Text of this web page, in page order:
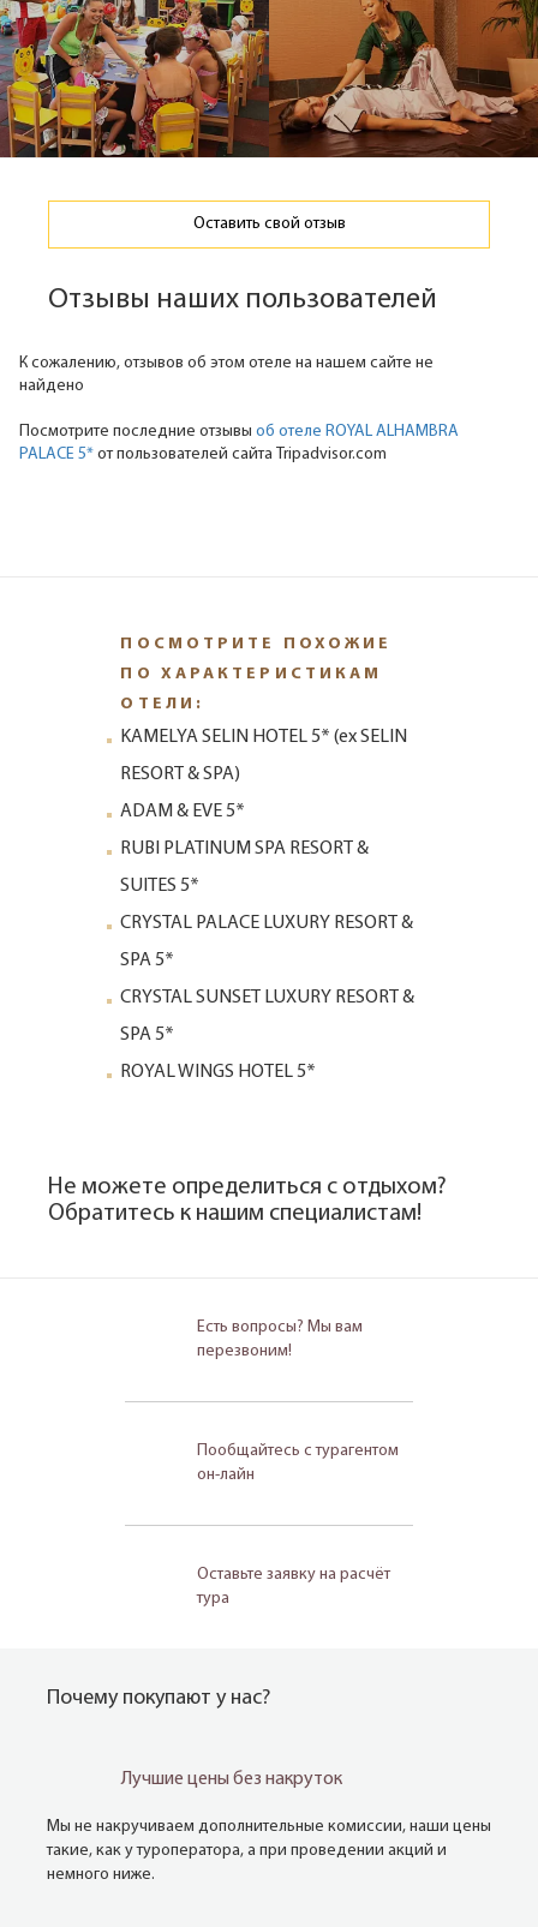
Оставить свой отзыв
Отзывы наших пользователей
К сожалению, отзывов об этом отеле на нашем сайте не
найдено
Посмотрите последние отзывы об отеле ROYAL ALHAMBRA
PALACE 5* от пользователей сайта Tripadvisor.com
ПОСМОТРИТЕ ПОХОЖИЕ
ПО ХАРАКТЕРИСТИКАМ
ОТЕЛИ:
KAMELYA SELIN HOTEL 5* (ех SELIN
RESORT & SPA)
ADAM & EVE 5*
RUBI PLATINUM SPA RESORT &
SUITES 5*
CRYSTAL PALACE LUXURY RESORT &
SPA 5*
CRYSTAL SUNSET LUXURY RESORT &
SPA 5*
ROYAL WINGS HOTEL 5*
Не можете определиться с отдыхом?
Обратитесь к нашим специалистам!
Есть вопросы? Мы вам
перезвоним!
Пообщайтесь с турагентом
он-лайн
Оставьте заявку на расчёт
тура
Почему покупают у нас?
Лучшие цены без накруток
Мы не накручиваем дополнительные комиссии, наши цены
такие, как у туроператора, а при проведении акций и
немного ниже.